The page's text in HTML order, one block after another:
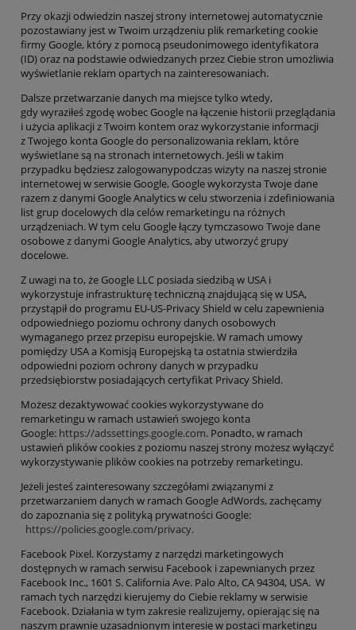
Przy okazji odwiedzin naszej strony internetowej automatycznie
pozostawiany jest wTwoim urządzeniu plik remarketing cookie
firmy Google, który z pomocą pseudonimowego identyfikatora
(ID) oraz na podstawie odwiedzanych przez Ciebie stron umożliwia
wyświetlanie reklam opartych na zainteresowaniach.
Dalsze przetwarzanie danych ma miejsce tylko wtedy,
gdywyraziłeśzgodę wobec Google na łączenie historii przeglądania
i użycia aplikacji zTwoim kontem oraz wykorzystanie informacji
zTwojego konta Google do personalizowania reklam, które
wyświetlane są na stronach internetowych. Jeśli w takim
przypadku będzieszzalogowanypodczas wizyty na naszej stronie
internetowej w serwisie Google, Google wykorzysta Twojedane
razem z danymi Google Analytics w celu stworzenia i zdefiniowania
list grup docelowych dla celów remarketingu na różnych
urządzeniach. W tym celu Google łączy tymczasowo Twojedane
osobowe z danymi Google Analytics, aby utworzyć grupy
docelowe.
Z uwagi na to, że Google LLC posiada siedzibą w USA i
wykorzystuje infrastrukturę techniczną znajdującą się w USA,
przystąpił do programu EU-US-Privacy Shield w celu zapewnienia
odpowiedniego poziomu ochrony danych osobowych
wymaganego przez przepisu europejskie. W ramach umowy
pomiędzy USA a Komisją Europejską ta ostatnia stwierdziła
odpowiedni poziom ochrony danych w przypadku
przedsiębiorstw posiadających certyfikat Privacy Shield.
Możesz dezaktywować cookies wykorzystywane do
remarketingu w ramach ustawień swojego konta
Google: https://adssettings.google.com. Ponadto, w ramach
ustawień plików cookies z poziomu naszej strony możesz wyłączyć
wykorzystywanie plików cookies na potrzeby remarketingu.
Jeżeli jesteś zainteresowany szczegółami związanymi z
przetwarzaniem danych w ramach Google AdWords, zachęcamy
do zapoznania się z polityką prywatności Google:
https://policies.google.com/privacy.
Facebook Pixel. Korzystamy z narzędzi marketingowych
dostępnych w ramach serwisu Facebook i zapewnianych przez
Facebook Inc., 1601 S. California Ave. Palo Alto, CA 94304, USA. W
ramach tych narzędzi kierujemy do Ciebie reklamy w serwisie
Facebook. Działania w tym zakresie realizujemy, opierając się na
naszym prawnie uzasadnionym interesie w postaci marketingu